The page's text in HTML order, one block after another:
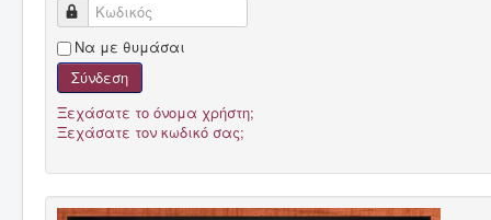
Κωδικός
Να με θυμάσαι
Σύνδεση
Ξεχάσατε το όνομα χρήστη;
Ξεχάσατε τον κωδικό σας;